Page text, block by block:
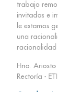
trabajo
invitadas e
le estamos
una
racionalidad
Hno. Ariosto
Rectoría -